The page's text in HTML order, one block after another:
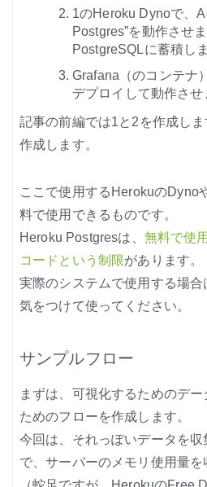
1のHeroku Dynoで、
Postgres”を動作させ
PostgreSQLに蓄積し
Grafana（のコンテナ
デプロイして動作させ
記事の前編では1と2を作成し
作成します。
ここで使用するHerokuのDyno
料で使用できるものです。
Heroku Postgresは、 無料で使
コードという制限があります。
実際のシステムで使用する場
気をつけて使ってください。
サンプルフロー
まずは、可視化するためのデ
ためのフローを作成します。
今回は、それっぽいデータを
で、サーバーのメモリ使用量を